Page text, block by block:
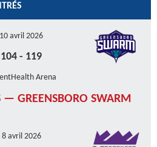
10 avril 2026
104 - 119
Arena
— GREENSBORO SWARM
8 avril 2026